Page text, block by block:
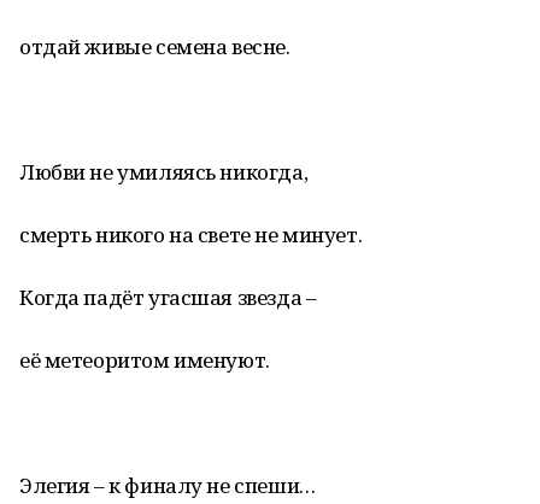
отдай живые семена весне.
Любви не умиляясь никогда,
смерть никого на свете не минует.
Когда падёт угасшая звезда –
её метеоритом именуют.
Элегия – к финалу не спеши…